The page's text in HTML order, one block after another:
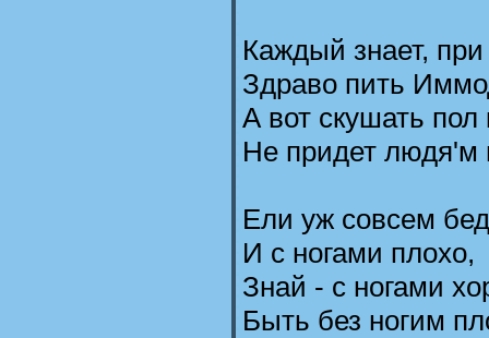
Каждый знает,
Здраво пить
А вот скушать пол
Не придет людя'м
Ели уж совсем
И с ногами плохо,
Знай - с ногами
Быть без ногим